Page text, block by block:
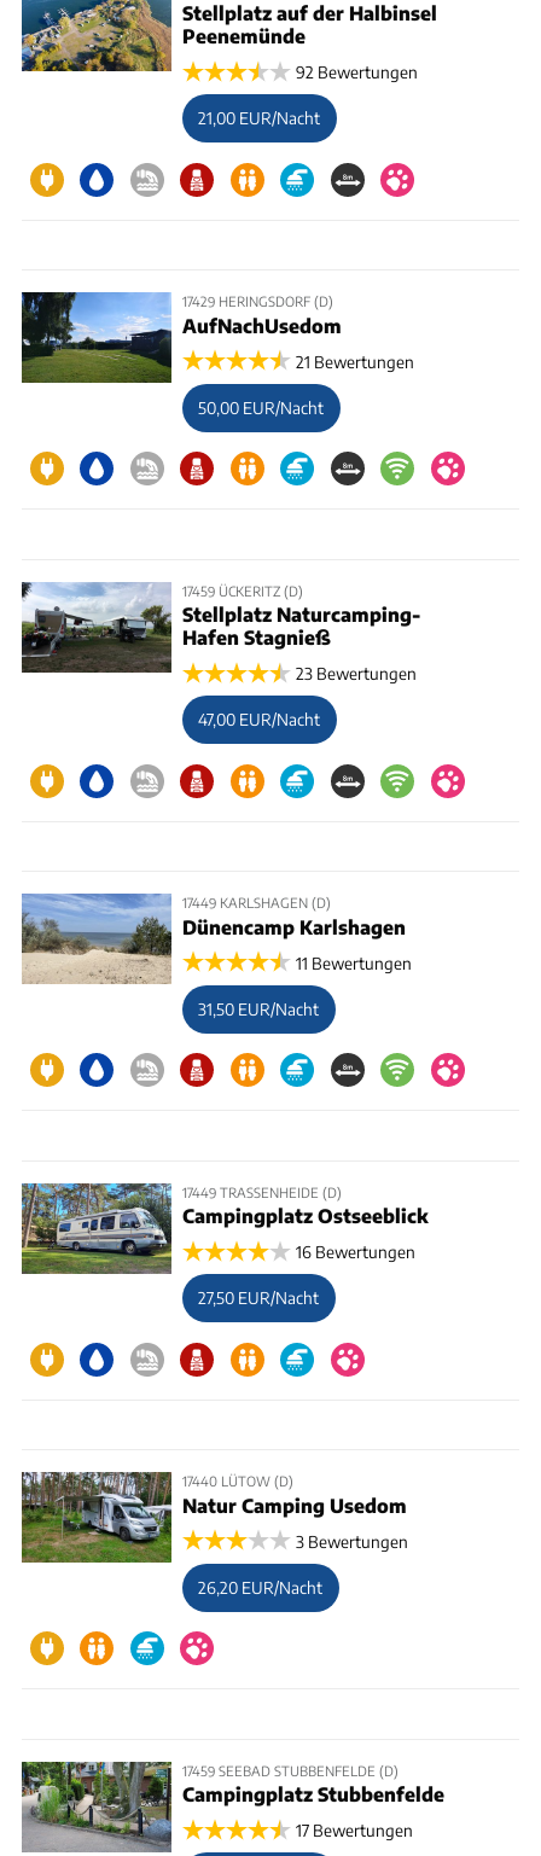
Stellplatz auf der Halbinsel
Peenemünde
92 Bewertungen
21,00 EUR/Nacht
17429 HERINGSDORF (D)
AufNachUsedom
21 Bewertungen
50,00 EUR/Nacht
17459 ÜCKERITZ (D)
Stellplatz Naturcamping-
Hafen Stagnieß
23 Bewertungen
47,00 EUR/Nacht
17449 KARLSHAGEN (D)
Dünencamp Karlshagen
11 Bewertungen
31,50 EUR/Nacht
17449 TRASSENHEIDE (D)
Campingplatz Ostseeblick
16 Bewertungen
27,50 EUR/Nacht
17440 LÜTOW (D)
Natur Camping Usedom
3 Bewertungen
26,20 EUR/Nacht
17459 SEEBAD STUBBENFELDE (D)
Campingplatz Stubbenfelde
17 Bewertungen